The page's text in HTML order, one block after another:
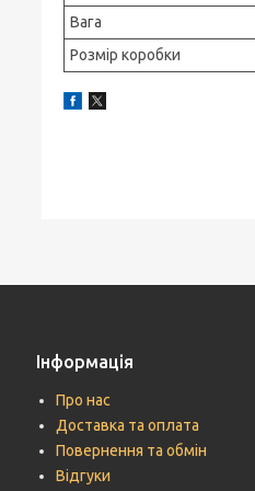
Вага
Розмір коробки
Інформація
Про нас
Доставка та оплата
Повернення та обмін
Відгуки